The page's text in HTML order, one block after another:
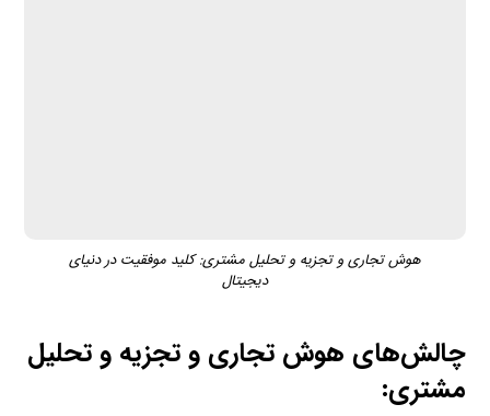
هوش تجاری و تجزیه و تحلیل مشتری: کلید موفقیت در دنیای
دیجیتال
چالش‌های هوش تجاری و تجزیه و تحلیل
مشتری: